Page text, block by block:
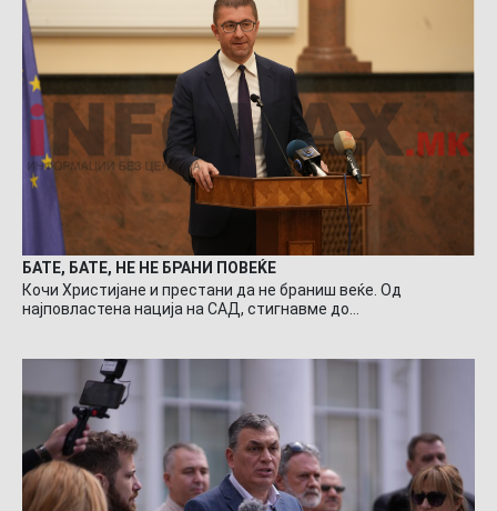
БАТЕ, БАТЕ, НЕ НЕ БРАНИ ПОВЕЌЕ
Кочи Христијане и престани да не браниш веќе. Од
најповластена нација на САД, стигнавме до…